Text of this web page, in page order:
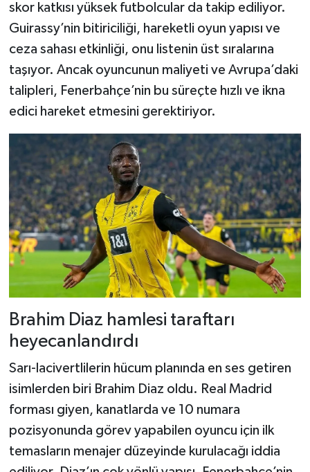
skor katkısı yüksek futbolcular da takip ediliyor.
Guirassy’nin bitiriciliği, hareketli oyun yapısı ve
ceza sahası etkinliği, onu listenin üst sıralarına
taşıyor. Ancak oyuncunun maliyeti ve Avrupa’daki
talipleri, Fenerbahçe’nin bu süreçte hızlı ve ikna
edici hareket etmesini gerektiriyor.
Brahim Diaz hamlesi taraftarı
heyecanlandırdı
Sarı-lacivertlilerin hücum planında en ses getiren
isimlerden biri Brahim Diaz oldu. Real Madrid
forması giyen, kanatlarda ve 10 numara
pozisyonunda görev yapabilen oyuncu için ilk
temasların menajer düzeyinde kurulacağı iddia